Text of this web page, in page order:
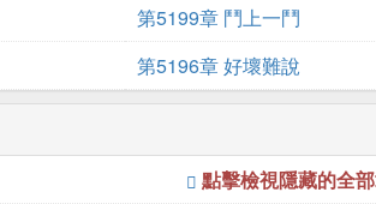
第5199章 鬥上一鬥
第5196章 好壞難說
點擊檢視隱藏的全